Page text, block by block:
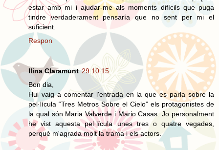
estar amb mi i ajudar-me als moments difícils que puga
tindre verdaderament pensaría que no sent per mi el
suficient.
Respon
Ilina Claramunt 29.10.15
Bon dia,
Hui vaig a comentar l'entrada en la que es parla sobre la
pel·lícula “Tres Metros Sobre el Cielo” els protagonistes de
la qual són Maria Valverde i Mario Casas. Jo personalment
he vist aquesta pel·lícula unes tres o quatre vegades,
perquè m'agrada molt la trama i els actors.